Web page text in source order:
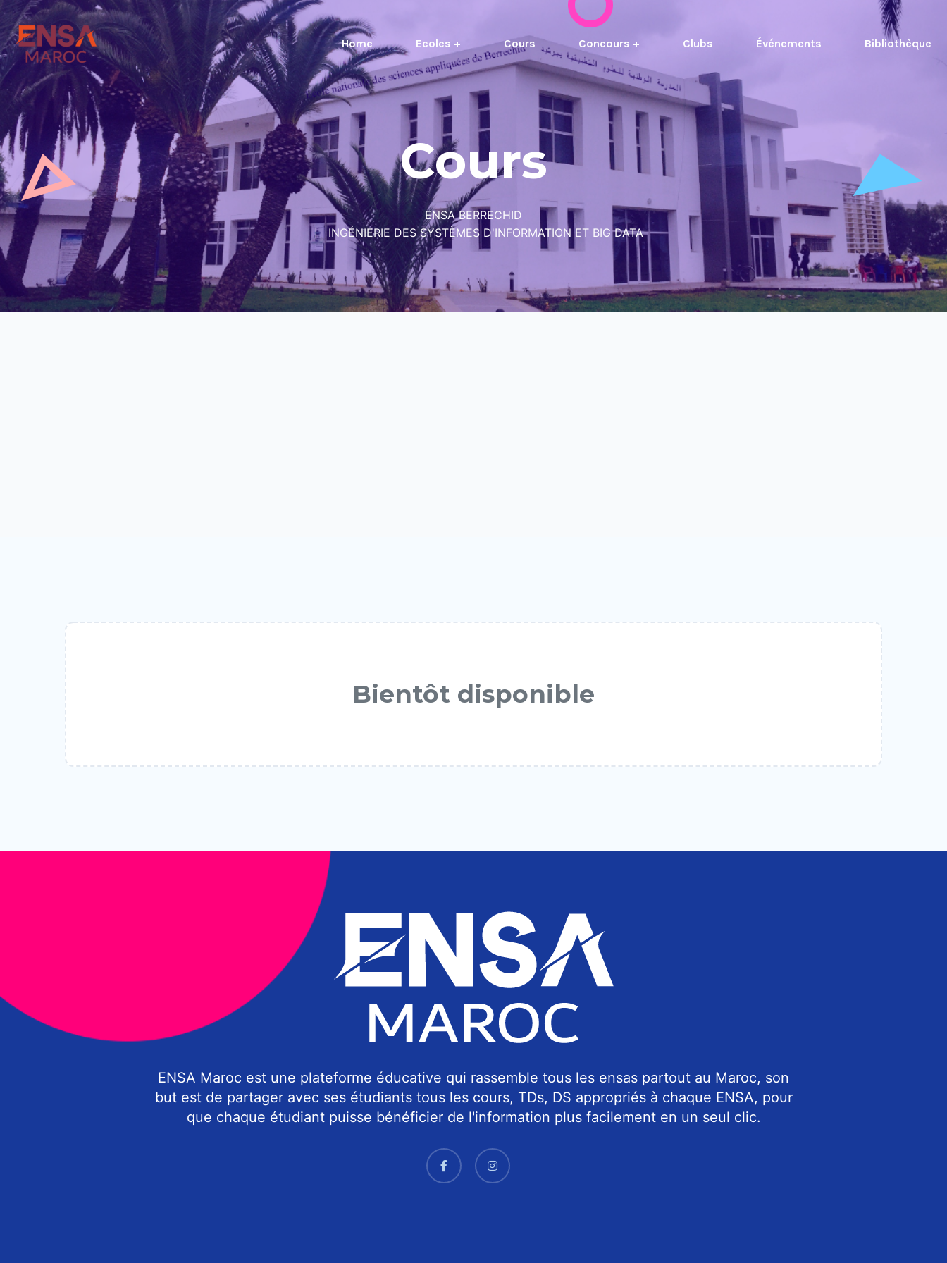
Home Ecoles + Cours Concours + Clubs Événements Bibliothèque
Cours
ENSA BERRECHID
INGÉNIERIE DES SYSTÈMES D'INFORMATION ET BIG DATA
Bientôt disponible
ENSA Maroc est une plateforme éducative qui rassemble tous les ensas partout au Maroc, son
but est de partager avec ses étudiants tous les cours, TDs, DS appropriés à chaque ENSA, pour
que chaque étudiant puisse bénéficier de l'information plus facilement en un seul clic.